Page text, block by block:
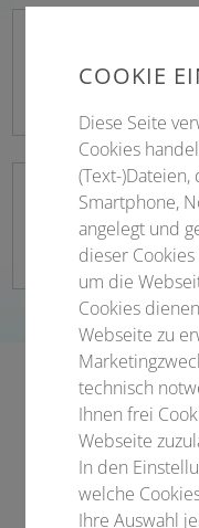
Die Tagung wird
Conventus
GmbH
Sie planen
Lassen Sie uns ins
COOKIE
Diese Seite
Cookies
(Text-)Dateien,
Smartphone,
angelegt und
dieser
um die
Cookies
Webseite zu
technisch
Ihnen frei
Webseite
In den
welche
Ihre Auswahl